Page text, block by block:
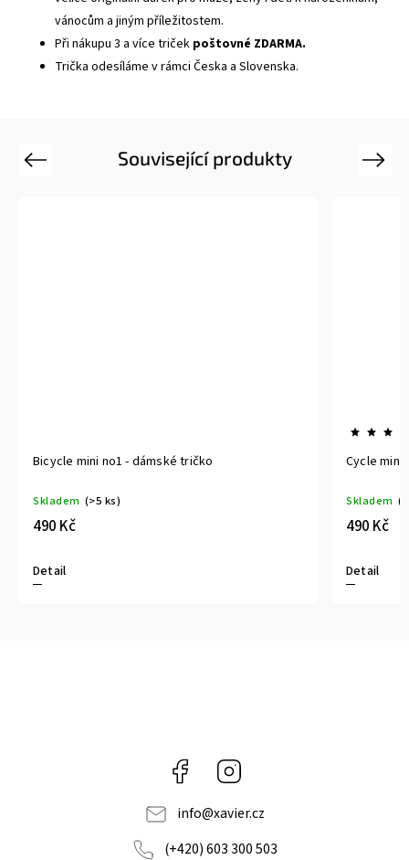
vánocům a jiným příležitostem.
Při nákupu 3 a více triček poštovné ZDARMA.
Trička odesíláme v rámci Česka a Slovenska.
Související produkty
Previous
Bicycle mini no1 - dámské tričko
Skladem (>5 ks)
490 Kč
Detail
Cycle mini
Skladem
490 Kč
Detail
Next
Facebook
info@xavier.cz
(+420) 603 300 503